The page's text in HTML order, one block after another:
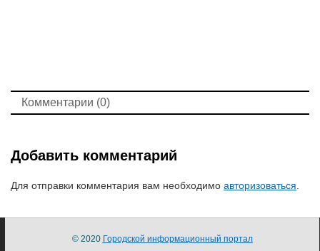
Комментарии (0)
Добавить комментарий
Для отправки комментария вам необходимо авторизоваться.
© 2020 Городской информационный портал